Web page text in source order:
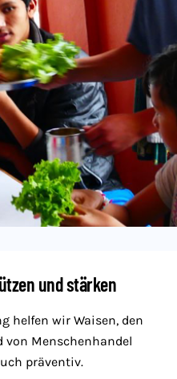
und stärken
helfen wir Waisen, den
von Menschenhandel
präventiv.